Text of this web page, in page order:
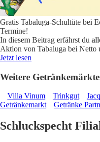
Gratis Tabaluga-Schultüte bei
Termine!
In diesem Beitrag erfährst du
Aktion von Tabaluga bei Netto
Jetzt lesen
Weitere
Villa Vinum Trinkgut
Getränkemarkt
Getränke
Schluckspecht